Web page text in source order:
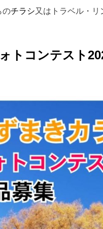
のチラシ又はトラベル・リ
トコンテスト